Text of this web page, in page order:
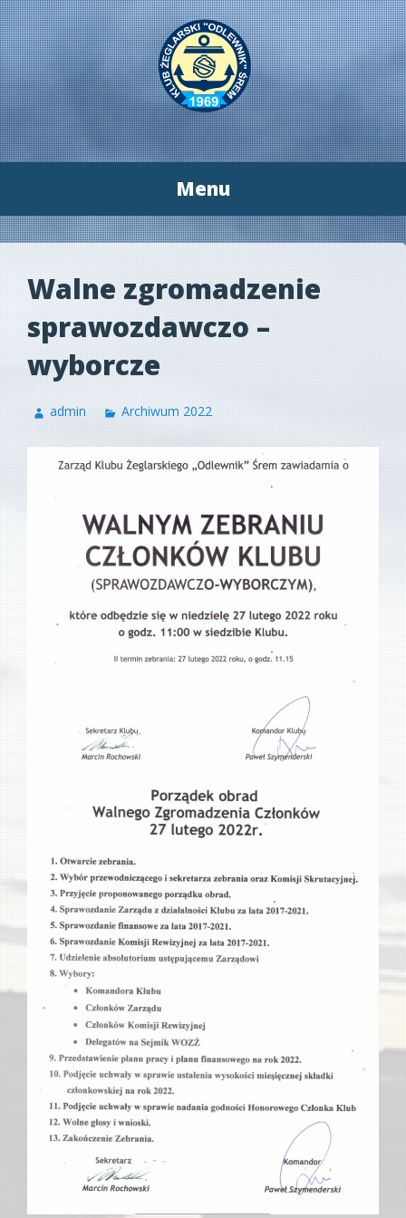
Menu
Przeskocz
do
Walne zgromadzenie
sprawozdawczo –
wyborcze
admin Archiwum 2022